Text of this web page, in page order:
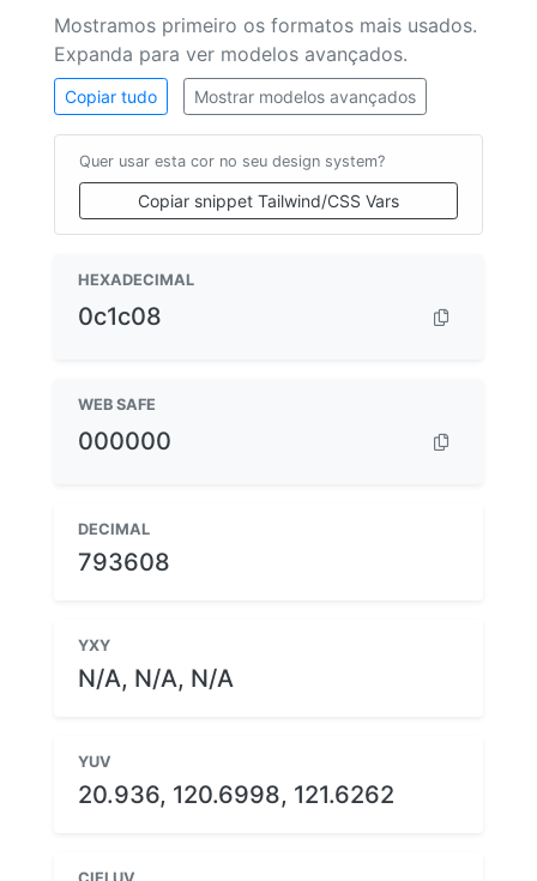
Mostramos primeiro os formatos mais usados.
Expanda para ver modelos avançados.
Copiar tudo Mostrar modelos avançados
Quer usar esta cor no seu design system?
Copiar snippet Tailwind/CSS Vars
HEXADECIMAL
0c1c08
WEB SAFE
000000
DECIMAL
793608
YXY
N/A, N/A, N/A
YUV
20.936, 120.6998, 121.6262
CIELUV